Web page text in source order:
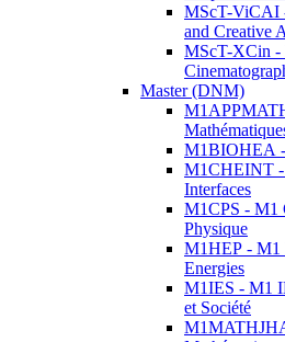
MScT-ViCAI
and Creative
MScT-XCin -
Master (DNM)
M1BIOHEA
M1CHEINT
Interfaces
M1CPS - M1
Physique
M1HEP - M1
Energies
M1IES - M1
et Société